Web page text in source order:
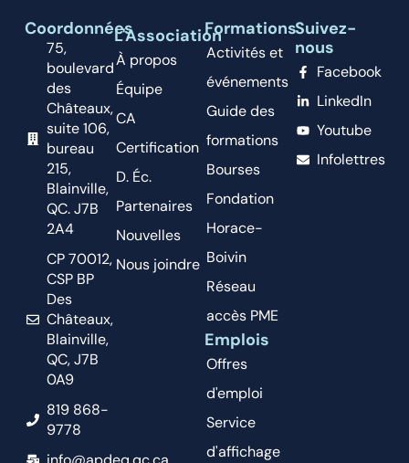
Coordonnées
75,
boulevard
des
Châteaux,
suite 106,
bureau
215,
Blainville,
QC. J7B
2A4
CP 70012,
CSP BP
Des
Châteaux,
Blainville,
QC, J7B
0A9
819 868-
9778
L'Association
À propos
Équipe
CA
Certification
D. Éc.
Partenaires
Nouvelles
Nous joindre
Formations
Activités et
événements
Guide des
formations
Bourses
Fondation
Horace-
Boivin
Réseau
accès PME
Emplois
Offres
d'emploi
Service
d'affichage
Suivez-
nous
Facebook
LinkedIn
Youtube
Infolettres